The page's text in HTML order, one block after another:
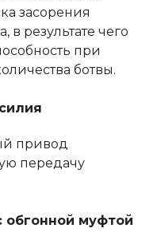
засорения
в результате чего
при
ботвы.
привод
передачу
обгонной муфтой